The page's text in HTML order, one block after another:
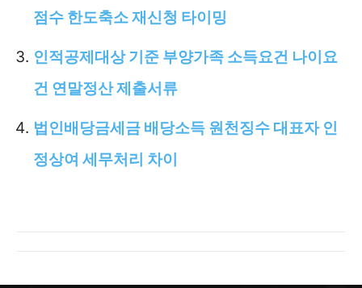
점수 한도축소 재신청 타이밍
인적공제대상 기준 부양가족 소득요건 나이요
건 연말정산 제출서류
법인배당금세금 배당소득 원천징수 대표자 인
정상여 세무처리 차이